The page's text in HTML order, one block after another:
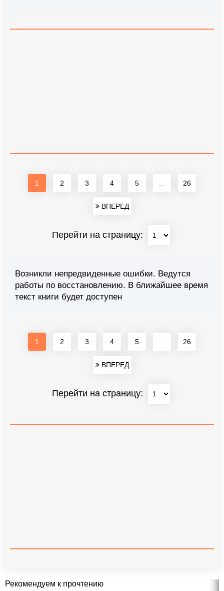
1 2 3 4 5 26
ВПЕРЕД
Перейти на страницу:
Возникли непредвиденные ошибки. Ведутся
работы по восстановлению. В ближайшее время
текст книги будет доступен
1 2 3 4 5 26
ВПЕРЕД
Перейти на страницу:
Рекомендуем к прочтению